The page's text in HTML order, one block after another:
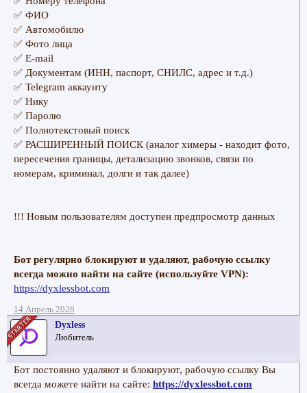
✅ ФИО
✅ Автомобилю
✅ Фото лица
✅ E-mail
✅ Документам (ИНН, паспорт, СНИЛС, адрес и т.д.)
✅ Telegram аккаунту
✅ Нику
✅ Паролю
✅ Полнотекстовый поиск
✅ РАСШИРЕННЫЙ ПОИСК (аналог химеры - находит фото,
пересечения границы, детализацию звонков, связи по
номерам, криминал, долги и так далее)
!!! Новым пользователям доступен предпросмотр данных
Бот регулярно блокируют и удаляют, рабочую ссылку
всегда можно найти на сайте (используйте VPN):
https://dyxlessbot.com
14 Апрель 2026
Dyxless
Любитель
Бот постоянно удаляют и блокируют, рабочую ссылку Вы
всегда можете найти на сайте: https://dyxlessbot.com